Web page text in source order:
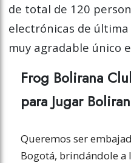
de total de 120
electrónicas de
muy agradable único
Frog Bolirana
para Jugar
Queremos ser
Bogotá, brindándole a